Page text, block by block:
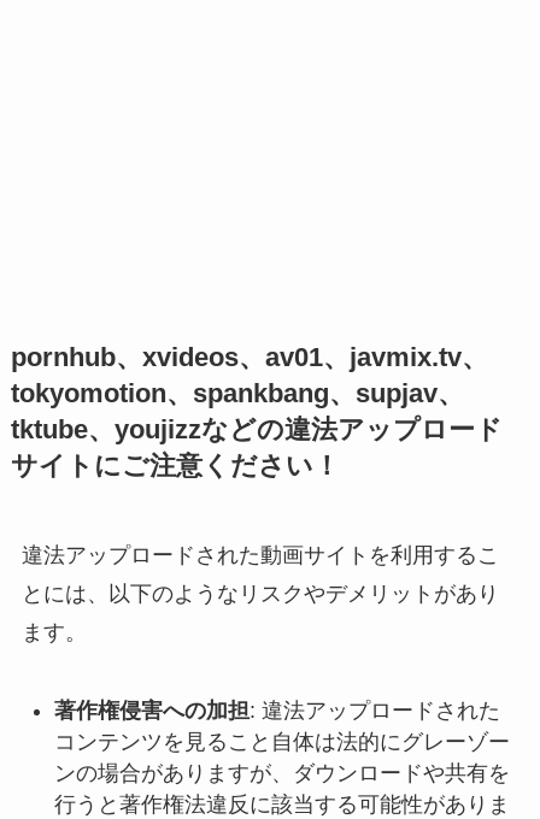
pornhub、xvideos、av01、javmix.tv、
tokyomotion、spankbang、supjav、
tktube、youjizzなどの違法アップロード
サイトにご注意ください！
違法アップロードされた動画サイトを利用するこ
とには、以下のようなリスクやデメリットがあり
ます。
著作権侵害への加担: 違法アップロードされた
コンテンツを見ること自体は法的にグレーゾー
ンの場合がありますが、ダウンロードや共有を
行うと著作権法違反に該当する可能性がありま